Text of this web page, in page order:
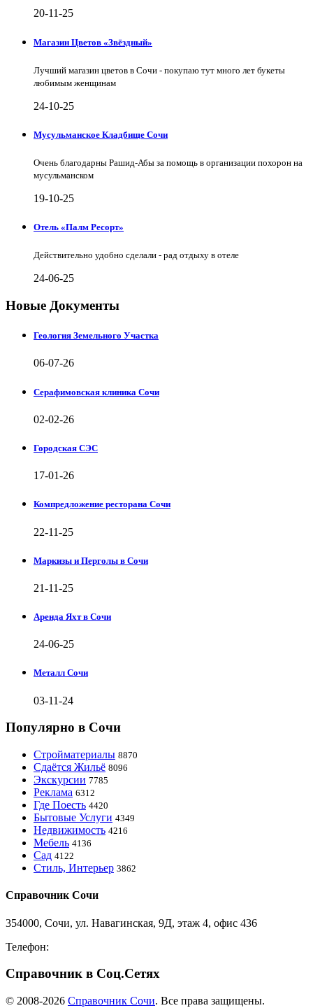
20-11-25
Магазин Цветов «Звёздный»
Лучший магазин цветов в Сочи - покупаю тут много лет букеты
любимым женщинам
24-10-25
Мусульманское Кладбище Сочи
Очень благодарны Рашид-Абы за помощь в организации похорон на
мусульманском
19-10-25
Отель «Палм Ресорт»
Действительно удобно сделали - рад отдыху в отеле
24-06-25
Новые Документы
Геология Земельного Участка
06-07-26
Серафимовская клиника Сочи
02-02-26
Городская СЭС
17-01-26
Компредложение ресторана Сочи
22-11-25
Маркизы и Перголы в Сочи
21-11-25
Аренда Яхт в Сочи
24-06-25
Металл Сочи
03-11-24
Популярно в Сочи
Стройматериалы 8870
Сдаётся Жильё 8096
Экскурсии 7785
Реклама 6312
Где Поесть 4420
Бытовые Услуги 4349
Недвижимость 4216
Мебель 4136
Сад 4122
Стиль, Интерьер 3862
Справочник Сочи
354000, Сочи, ул. Навагинская, 9Д, этаж 4, офис 436
Телефон:
Справочник в Соц.Сетях
© 2008-2026 Справочник Сочи. Все права защищены.